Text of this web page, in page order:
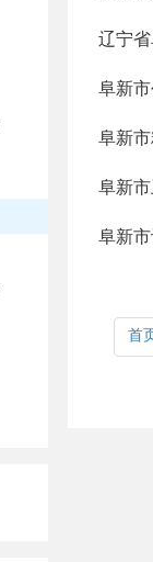
辽宁
阜新
阜新
阜新
阜新
首